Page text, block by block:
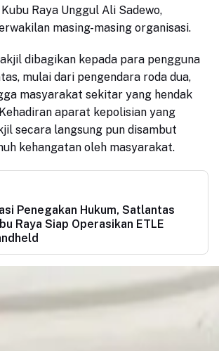
Raya Unggul Ali Sadewo,
masing-masing organisasi.
dibagikan kepada para pengguna
mulai dari pengendara roda dua,
masyarakat sekitar yang hendak
aparat kepolisian yang
secara langsung pun disambut
kehangatan oleh masyarakat.
Penegakan Hukum, Satlantas
Raya Siap Operasikan ETLE